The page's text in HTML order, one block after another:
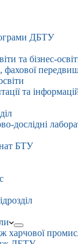
ДБТУ
та бізнес-
та
дослідні
БТУ
харчової